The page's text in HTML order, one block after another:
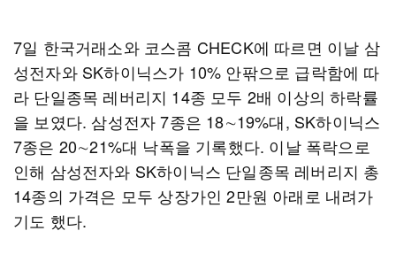
7일 한국거래소와 코스콤 CHECK에 따르면 이날 삼
성전자와 SK하이닉스가 10% 안팎으로 급락함에 따
라 단일종목 레버리지 14종 모두 2배 이상의 하락률
을 보였다. 삼성전자 7종은 18∼19%대, SK하이닉스
7종은 20∼21%대 낙폭을 기록했다. 이날 폭락으로
인해 삼성전자와 SK하이닉스 단일종목 레버리지 총
14종의 가격은 모두 상장가인 2만원 아래로 내려가
기도 했다.